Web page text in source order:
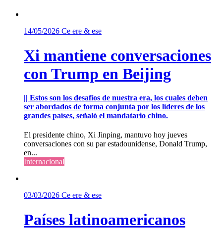
14/05/2026 Ce ere & ese
Xi mantiene conversaciones
con Trump en Beijing
|| Estos son los desafíos de nuestra era, los cuales deben
ser abordados de forma conjunta por los líderes de los
grandes países, señaló el mandatario chino.
El presidente chino, Xi Jinping, mantuvo hoy jueves
conversaciones con su par estadounidense, Donald Trump,
en...
Internacional
03/03/2026 Ce ere & ese
Países latinoamericanos